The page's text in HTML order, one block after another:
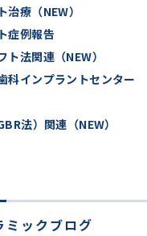
治療（NEW）
症例報告
ト法関連（NEW）
科インプラントセンター
法）関連（NEW）
ミックブログ